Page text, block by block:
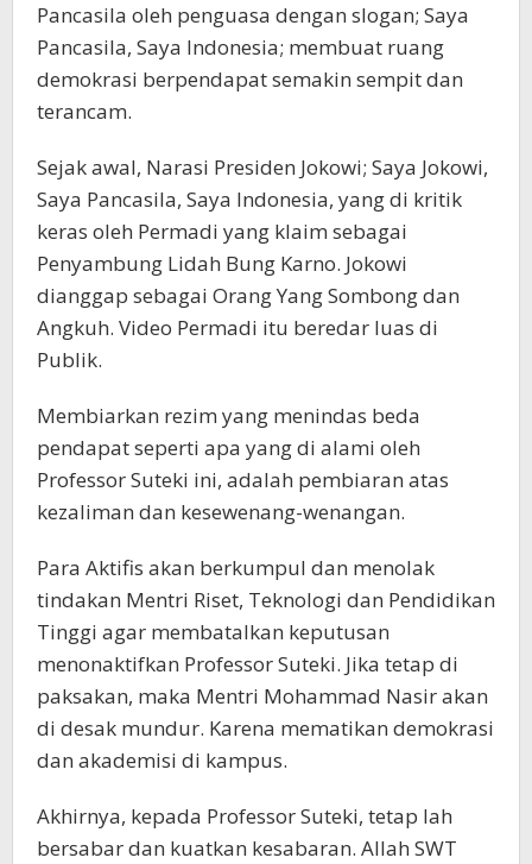
Pancasila oleh penguasa dengan slogan; Saya
Pancasila, Saya Indonesia; membuat ruang
demokrasi berpendapat semakin sempit dan
terancam.
Sejak awal, Narasi Presiden Jokowi; Saya Jokowi,
Saya Pancasila, Saya Indonesia, yang di kritik
keras oleh Permadi yang klaim sebagai
Penyambung Lidah Bung Karno. Jokowi
dianggap sebagai Orang Yang Sombong dan
Angkuh. Video Permadi itu beredar luas di
Publik.
Membiarkan rezim yang menindas beda
pendapat seperti apa yang di alami oleh
Professor Suteki ini, adalah pembiaran atas
kezaliman dan kesewenang-wenangan.
Para Aktifis akan berkumpul dan menolak
tindakan Mentri Riset, Teknologi dan Pendidikan
Tinggi agar membatalkan keputusan
menonaktifkan Professor Suteki. Jika tetap di
paksakan, maka Mentri Mohammad Nasir akan
di desak mundur. Karena mematikan demokrasi
dan akademisi di kampus.
Akhirnya, kepada Professor Suteki, tetap lah
bersabar dan kuatkan kesabaran. Allah SWT